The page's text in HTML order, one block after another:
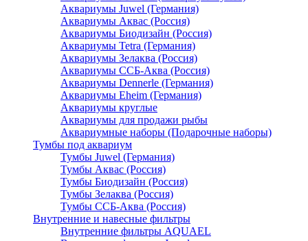
Аквариумы Juwel (Германия)
Аквариумы Аквас (Россия)
Аквариумы Биодизайн (Россия)
Аквариумы Tetra (Германия)
Аквариумы Зелаква (Россия)
Аквариумы ССБ-Аква (Россия)
Аквариумы Dennerle (Германия)
Аквариумы Eheim (Германия)
Аквариумы круглые
Аквариумы для продажи рыбы
Аквариумные наборы (Подарочные наборы)
Тумбы под аквариум
Тумбы Juwel (Германия)
Тумбы Аквас (Россия)
Тумбы Биодизайн (Россия)
Тумбы Зелаква (Россия)
Тумбы ССБ-Аква (Россия)
Внутренние и навесные фильтры
Внутренние фильтры AQUAEL